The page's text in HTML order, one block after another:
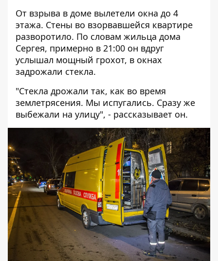
От взрыва в доме вылетели окна до 4
этажа. Стены во взорвавшейся квартире
разворотило. По словам жильца дома
Сергея, примерно в 21:00 он вдруг
услышал мощный грохот, в окнах
задрожали стекла.
"Стекла дрожали так, как во время
землетрясения. Мы испугались. Сразу же
выбежали на улицу", - рассказывает он.